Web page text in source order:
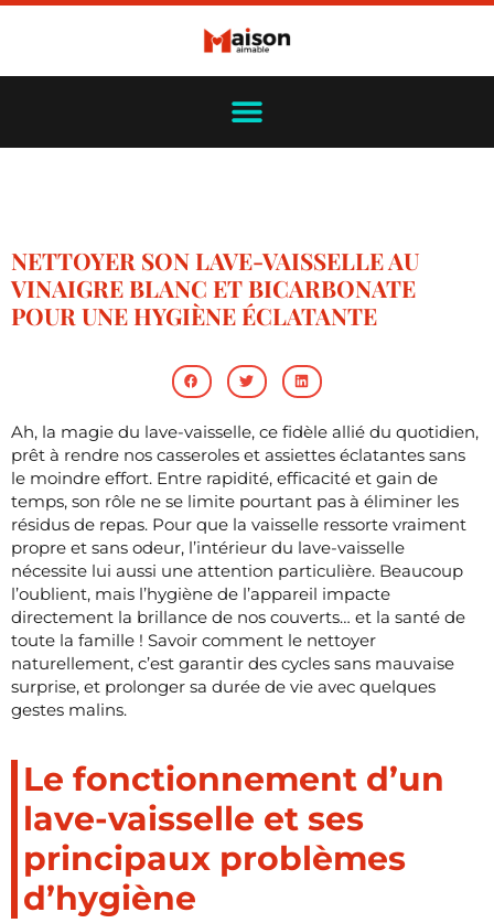
NETTOYER SON LAVE-VAISSELLE AU
VINAIGRE BLANC ET BICARBONATE
POUR UNE HYGIÈNE ÉCLATANTE
Ah, la magie du lave-vaisselle, ce fidèle allié du quotidien,
prêt à rendre nos casseroles et assiettes éclatantes sans
le moindre effort. Entre rapidité, efficacité et gain de
temps, son rôle ne se limite pourtant pas à éliminer les
résidus de repas. Pour que la vaisselle ressorte vraiment
propre et sans odeur, l’intérieur du lave-vaisselle
nécessite lui aussi une attention particulière. Beaucoup
l’oublient, mais l’hygiène de l’appareil impacte
directement la brillance de nos couverts… et la santé de
toute la famille ! Savoir comment le nettoyer
naturellement, c’est garantir des cycles sans mauvaise
surprise, et prolonger sa durée de vie avec quelques
gestes malins.
Le fonctionnement d’un
lave-vaisselle et ses
principaux problèmes
d’hygiène